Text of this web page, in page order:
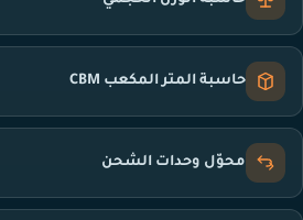
حاسبة المتر المكعب CBM
محوّل وحدات الشحن